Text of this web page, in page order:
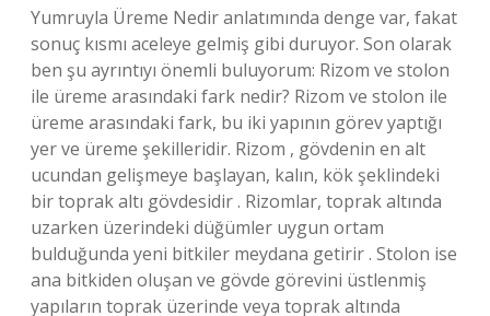
Yumruyla Üreme Nedir anlatımında denge var, fakat
sonuç kısmı aceleye gelmiş gibi duruyor. Son olarak
ben şu ayrıntıyı önemli buluyorum: Rizom ve stolon
ile üreme arasındaki fark nedir? Rizom ve stolon ile
üreme arasındaki fark, bu iki yapının görev yaptığı
yer ve üreme şekilleridir. Rizom , gövdenin en alt
ucundan gelişmeye başlayan, kalın, kök şeklindeki
bir toprak altı gövdesidir . Rizomlar, toprak altında
uzarken üzerindeki düğümler uygun ortam
bulduğunda yeni bitkiler meydana getirir . Stolon ise
ana bitkiden oluşan ve gövde görevini üstlenmiş
yapıların toprak üzerinde veya toprak altında